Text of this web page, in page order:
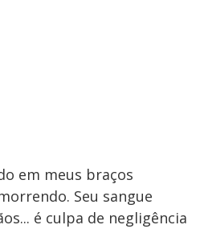
em meus braços
Seu sangue
é culpa de negligência